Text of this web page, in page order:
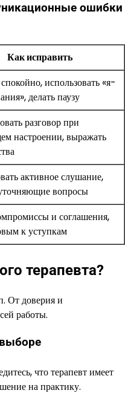
ошибки
Как исправить
использовать «я-
делать паузу
разговор при
настроении, выражать
активное слушание,
вопросы
и соглашения,
к уступкам
терапевта?
От доверия и
работы.
что терапевт имеет
на практику.